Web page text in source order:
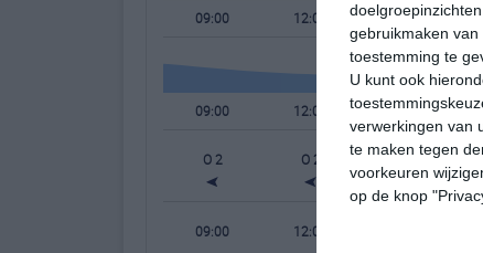
gebruikmaken
toestemming te
U kunt ook
verwerkingen van
te maken tegen
voorkeuren
op de knop
09:00 12:00 15:00
09:00 12:00 15:00
O 2 O 2 OZO 2
09:00 12:00